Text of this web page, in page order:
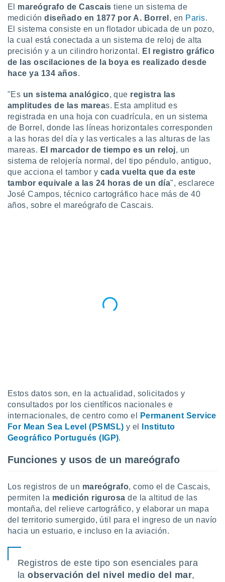
este sitio
IP
de
posible
en
a lo que
Para
su
u
datos
en
en
en
crear un
uso de
la
medir el
del
de
a través
de
uso de
con el
El mareógrafo de Cascais tiene un sistema de
medicióndiseñado en 1877 por A. Borrel , en Paris.
El sistema consiste en un flotador ubicada de un pozo,
la cual está conectada a un sistema de reloj de alta
precisión y a un cilindro horizontal. El registro gráfico
de las oscilaciones de la boya es realizado desde
hace ya 134 años.
"Es un sistema analógico, que registra las
amplitudes de las mareas. Esta amplitud es
registrada en una hoja con cuadrícula, en un sistema
de Borrel, donde las líneas horizontales corresponden
a las horas del día y las verticales a las alturas de las
mareas. El marcador de tiempo es un reloj, un
sistema de relojería normal, del tipo péndulo, antiguo,
que acciona el tambor y cada vuelta que da este
tambor equivale a las 24 horas de un día", esclarece
José Campos, técnico cartográfico hace más de 40
años, sobre el mareógrafo de Cascais.
Estos datos son, en la actualidad, solicitados y
consultados por los científicos nacionales e
internacionales, de centro como el
Permanent Service
For Mean Sea Level (PSMSL) y el
Instituto
Geográfico Portugués (IGP).
Funciones y usos de un mareógrafo
Los registros de un mareógrafo, como el de Cascais,
permiten la medición rigurosade la altitud de las
montaña, del relieve cartográfico, y elaborar un mapa
del territorio sumergido, útil para el ingreso de un navío
hacia un estuario, e incluso en la aviación.
Registros de este tipo son esenciales para
la observación del nivel medio del mar,